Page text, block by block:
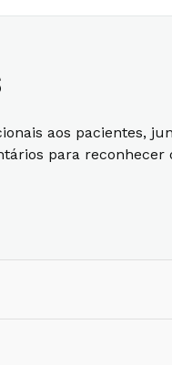
aos pacientes,
para